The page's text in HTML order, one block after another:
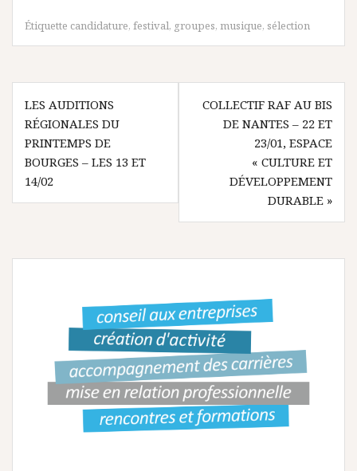
Étiquette candidature, festival, groupes, musique, sélection
N
t
LES AUDITIONS
RÉGIONALES DU
PRINTEMPS DE
BOURGES – LES 13 ET
14/02
COLLECTIF RAF AU BIS
DE NANTES – 22 ET
23/01, ESPACE
« CULTURE ET
DÉVELOPPEMENT
DURABLE »